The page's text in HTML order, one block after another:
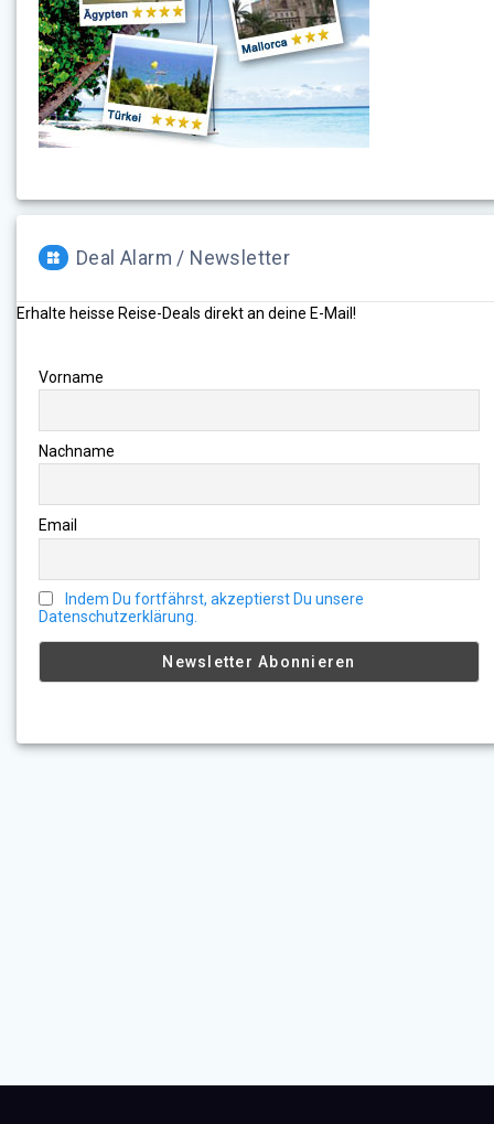
Deal Alarm / Newsletter
Erhalte heisse Reise-Deals direkt an deine E-Mail!
Vorname
Nachname
Email
Indem Du fortfährst, akzeptierst Du unsere
Datenschutzerklärung.